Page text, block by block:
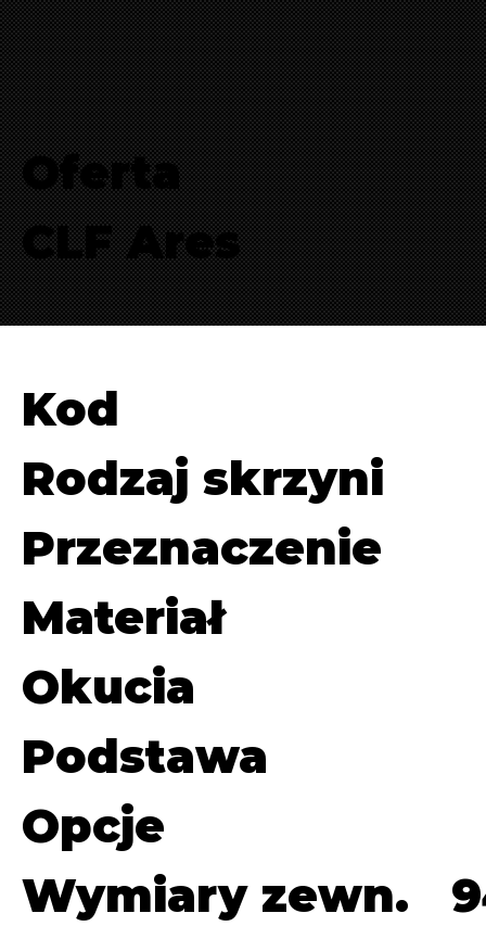
Oferta
CLF Ares
Kod
Rodzaj skrzyni
Przeznaczenie
Materiał
Okucia
Opcje
Podstawa
Wymiary zewn.